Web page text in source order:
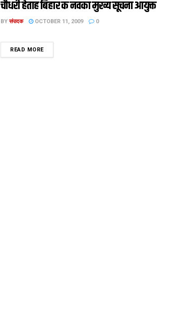
चौधरी हेताह बिहार क नवका मुख्य सूचना आयुक्त
BY संपादक OCTOBER 11, 2009 0
READ MOREDETAILS